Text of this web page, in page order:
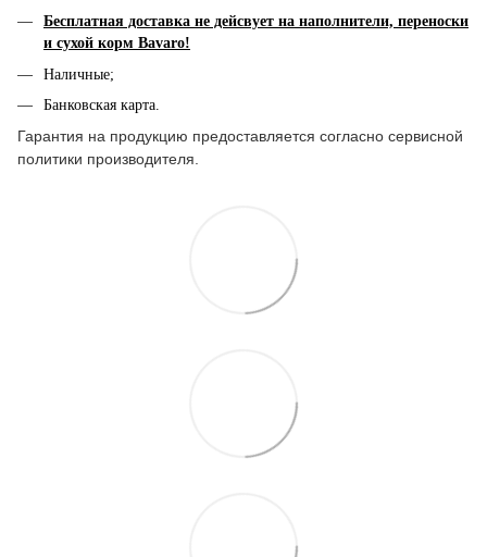
Бесплатная доставка не дейсвует на наполнители, переноски
и сухой корм Bavaro!
Наличные;
Банковская карта.
Гарантия на продукцию предоставляется согласно сервисной
политики производителя.